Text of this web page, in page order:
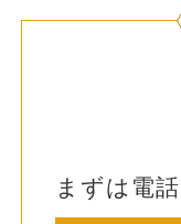
まずは電